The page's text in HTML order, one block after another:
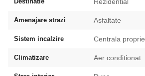
Amenajare strazi Asfaltate
Sistem incalzire Centrala proprie
Climatizare Aer conditionat